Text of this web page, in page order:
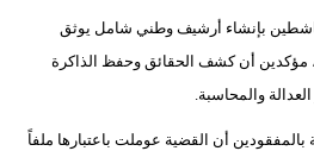
بإنشاء أرشيف وطني شامل يوثق
مؤكدين أن كشف الحقائق وحفظ الذاكرة
والمحاسبة.
أن القضية عوملت باعتبارها ملفاً